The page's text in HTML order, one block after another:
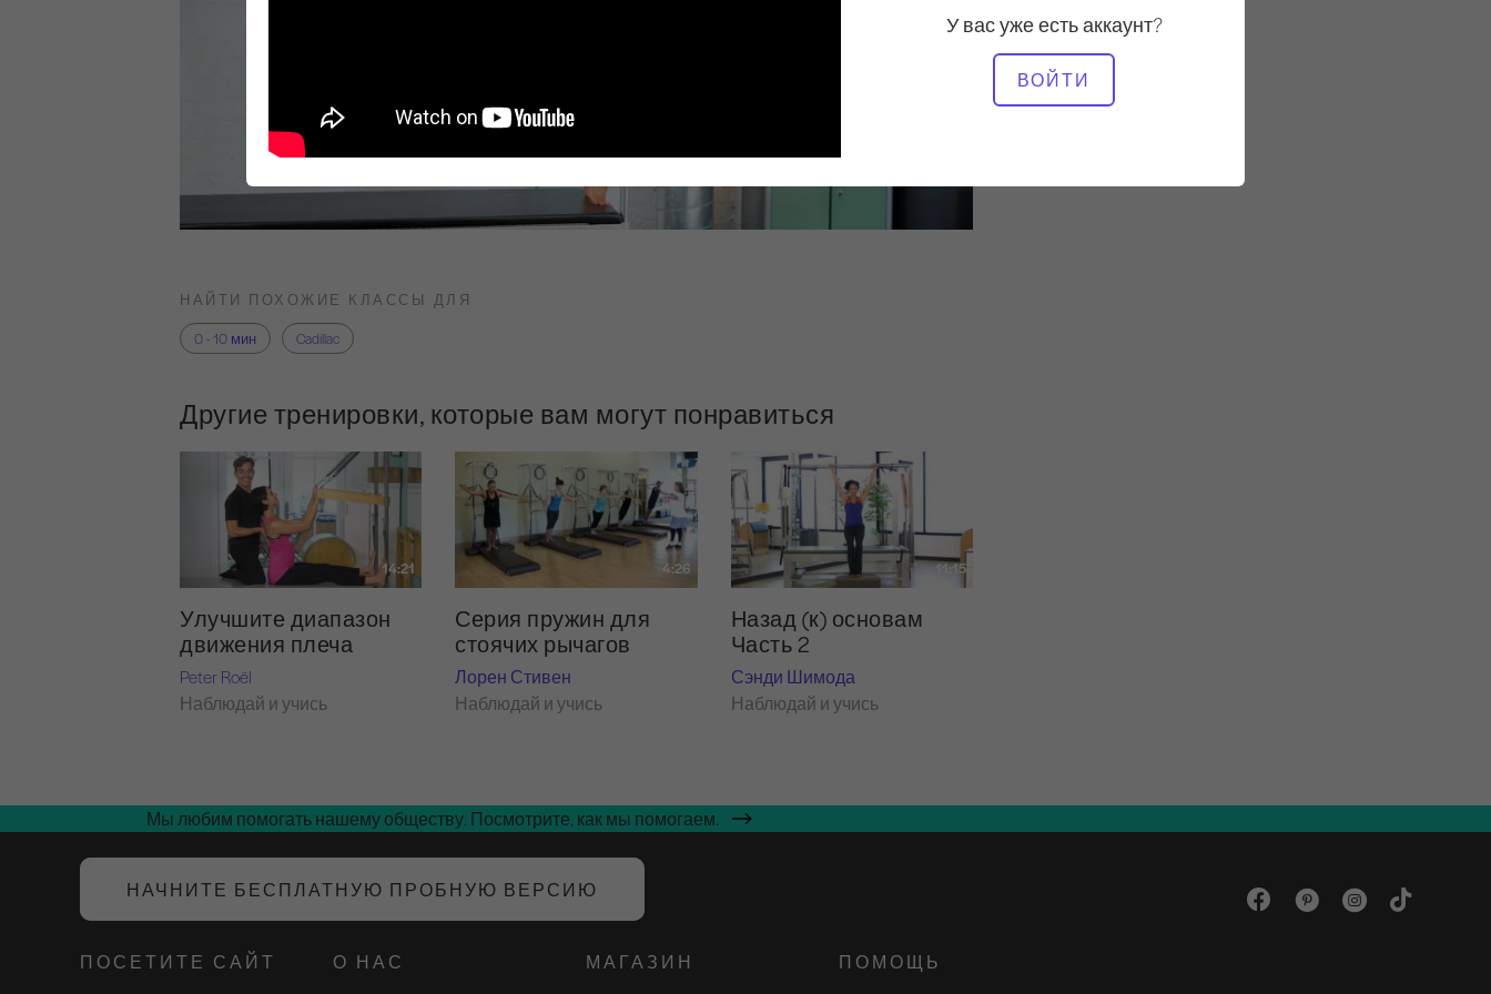
У вас уже есть аккаунт?
ВОЙТИ
НЕОБХОДИМОЕ
ОБОРУДОВАНИЕ
НАЙТИ ПОХОЖИЕ КЛАССЫ ДЛЯ
0 - 10 мин
Cadillac
Другие тренировки, которые вам могут понравиться
14:21
Улучшите диапазон
движения плеча
Peter Roël
Наблюдай и учись
4:26
Серия пружин для
стоячих рычагов
Лорен Стивен
Наблюдай и учись
11:15
Назад (к) основам
Часть 2
Сэнди Шимода
Наблюдай и учись
Мы любим помогать нашему обществу. Посмотрите, как мы помогаем.
НАЧНИТЕ БЕСПЛАТНУЮ ПРОБНУЮ ВЕРСИЮ
ПОСЕТИТЕ САЙТ О НАС МАГАЗИН ПОМОЩЬ